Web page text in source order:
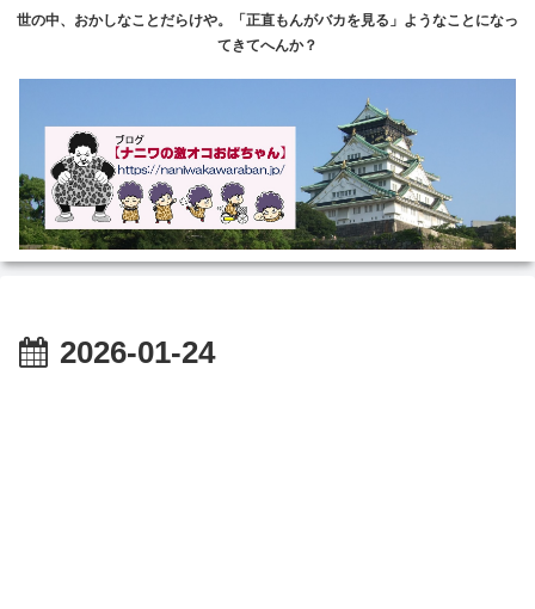
世の中、おかしなことだらけや。「正直もんがバカを見る」ようなことになっ
てきてへんか？
2026-01-24